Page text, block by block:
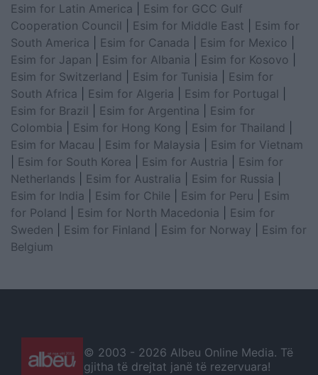
Esim for Latin America
Esim for GCC Gulf
Cooperation Council
Esim for Middle East
Esim for
South America
Esim for Canada Esim for Mexico
Esim for Japan
Esim for Albania Esim for Kosovo
Esim for Switzerland
Esim for Tunisia
Esim for
South Africa
Esim for Algeria Esim for Portugal
Esim for Brazil
Esim for Argentina
Esim for
Colombia
Esim for Hong Kong Esim for Thailand
Esim for Macau
Esim for Malaysia
Esim for Vietnam
Esim for South Korea Esim for Austria
Esim for
Netherlands
Esim for Australia Esim for Russia
Esim for India
Esim for Chile Esim for Peru
Esim
for Poland
Esim for North Macedonia
Esim for
Sweden
Esim for Finland Esim for Norway
Esim for
Belgium
© 2003 - 2026 Albeu Online Media. Të
gjitha të drejtat janë të rezervuara!